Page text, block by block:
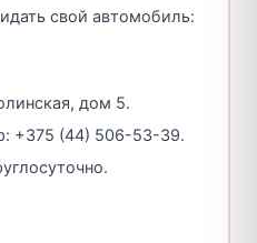
свой автомобиль:
дом 5.
+375 (44) 506-53-39.